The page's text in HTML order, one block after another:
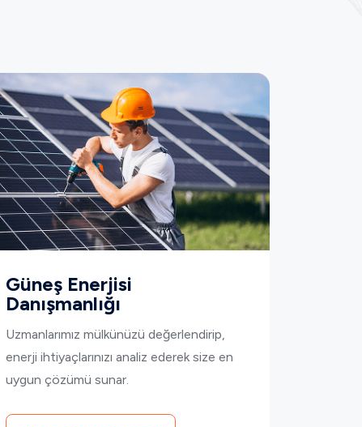
Güneş Enerjisi
Danışmanlığı
Uzmanlarımız mülkünüzü değerlendirip,
enerji ihtiyaçlarınızı analiz ederek size en
uygun çözümü sunar.